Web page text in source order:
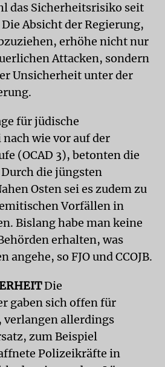
das Sicherheitsrisiko seit
Absicht der Regierung,
erhöhe nicht nur
Attacken, sondern
Unsicherheit unter der
für jüdische
wie vor auf der
(OCAD 3), betonten die
die jüngsten
Osten sei es zudem zu
Vorfällen in
Bislang habe man keine
erhalten, was
so FJO und CCOJB.
Die
gaben sich offen für
verlangen allerdings
zum Beispiel
Polizeikräfte in